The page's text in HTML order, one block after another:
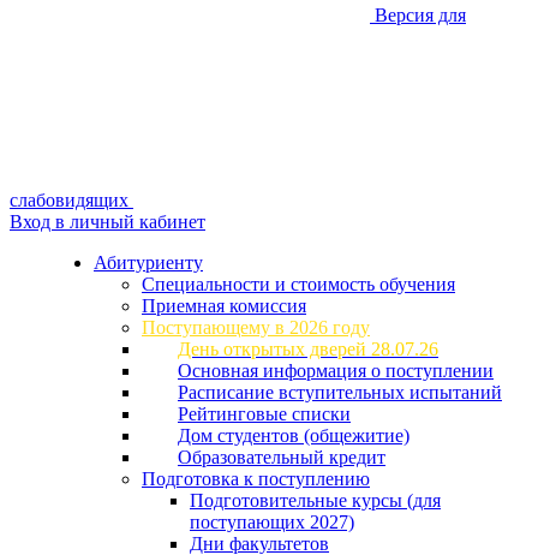
Версия для
слабовидящих
Вход в личный кабинет
Абитуриенту
Специальности и стоимость обучения
Приемная комиссия
Поступающему в 2026 году
День открытых дверей 28.07.26
Основная информация о поступлении
Расписание вступительных испытаний
Рейтинговые списки
Дом студентов (общежитие)
Образовательный кредит
Подготовка к поступлению
Подготовительные курсы (для
поступающих 2027)
Дни факультетов